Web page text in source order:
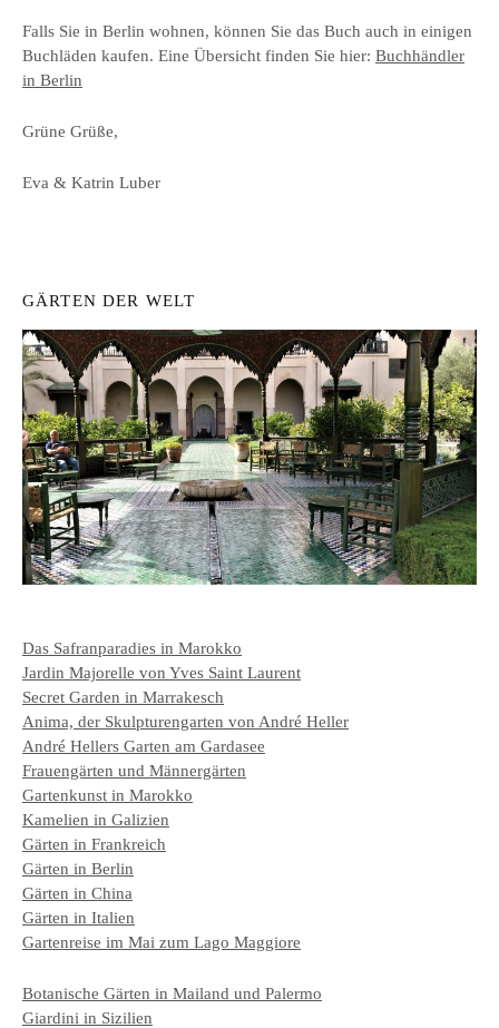
Falls Sie in Berlin wohnen, können Sie das Buch auch in einigen
Buchläden kaufen. Eine Übersicht finden Sie hier: Buchhändler
in Berlin
Grüne Grüße,
Eva & Katrin Luber
GÄRTEN DER WELT
Das Safranparadies in Marokko
Jardin Majorelle von Yves Saint Laurent
Secret Garden in Marrakesch
Anima, der Skulpturengarten von André Heller
André Hellers Garten am Gardasee
Frauengärten und Männergärten
Gartenkunst in Marokko
Kamelien in Galizien
Gärten in Frankreich
Gärten in Berlin
Gärten in China
Gärten in Italien
Gartenreise im Mai zum Lago Maggiore
Botanische Gärten in Mailand und Palermo
Giardini in Sizilien